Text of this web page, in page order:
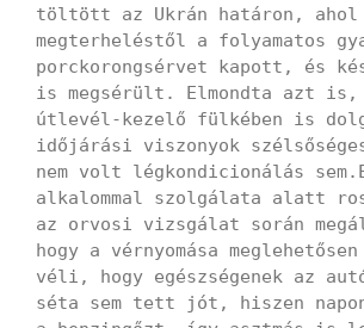
töltött az Ukrán határon, ahol
megterheléstől a folyamatos
porckorongsérvet kapott, és
is megsérült. Elmondta azt is,
útlevél-kezelő fülkében is
időjárási viszonyok
nem volt légkondicionálás
alkalommal szolgálata alatt
az orvosi vizsgálat során
hogy a vérnyomása
véli, hogy egészségenek az
séta sem tett jót, hiszen